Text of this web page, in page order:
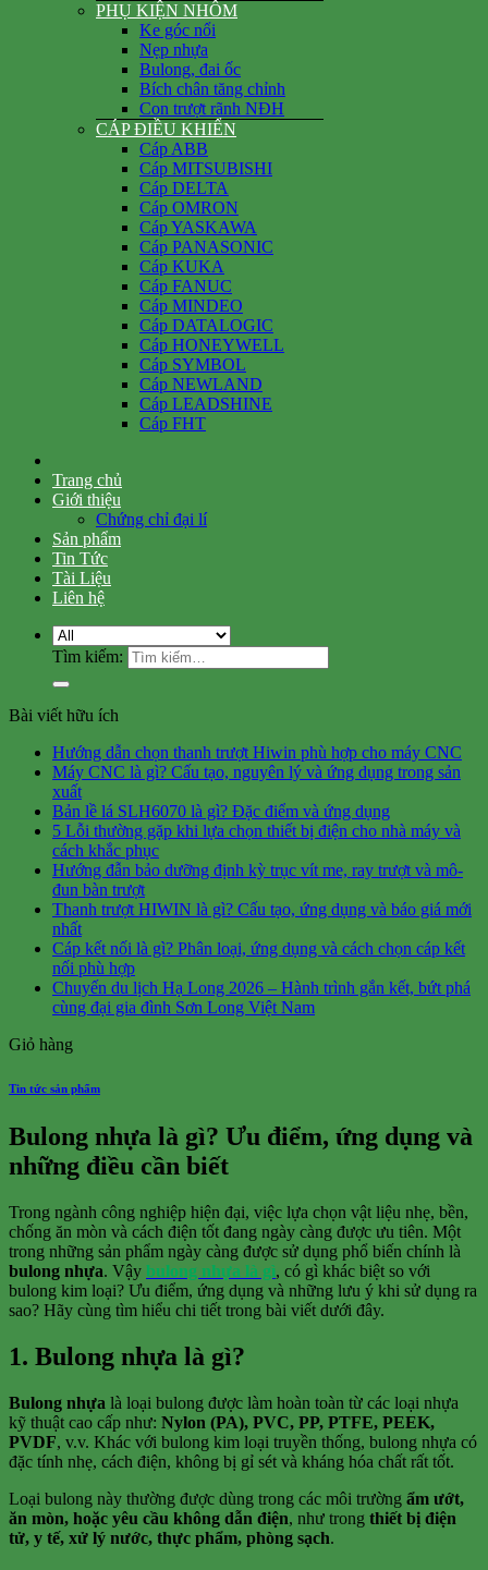
PHỤ KIỆN NHÔM
Ke góc nổi
Nẹp nhựa
Bulong, đai ốc
Bích chân tăng chỉnh
Con trượt rãnh NĐH
CÁP ĐIỀU KHIỂN
Cáp ABB
Cáp MITSUBISHI
Cáp DELTA
Cáp OMRON
Cáp YASKAWA
Cáp PANASONIC
Cáp KUKA
Cáp FANUC
Cáp MINDEO
Cáp DATALOGIC
Cáp HONEYWELL
Cáp SYMBOL
Cáp NEWLAND
Cáp LEADSHINE
Cáp FHT
Trang chủ
Giới thiệu
Chứng chỉ đại lí
Sản phẩm
Tin Tức
Tài Liệu
Liên hệ
Tìm kiếm:
Bài viết hữu ích
Hướng dẫn chọn thanh trượt Hiwin phù hợp cho máy CNC
Máy CNC là gì? Cấu tạo, nguyên lý và ứng dụng trong sản
xuất
Bản lề lá SLH6070 là gì? Đặc điểm và ứng dụng
5 Lỗi thường gặp khi lựa chọn thiết bị điện cho nhà máy và
cách khắc phục
Hướng đẫn bảo dưỡng định kỳ trục vít me, ray trượt và mô-
đun bàn trượt
Thanh trượt HIWIN là gì? Cấu tạo, ứng dụng và báo giá mới
nhất
Cáp kết nối là gì? Phân loại, ứng dụng và cách chọn cáp kết
nối phù hợp
Chuyến du lịch Hạ Long 2026 – Hành trình gắn kết, bứt phá
cùng đại gia đình Sơn Long Việt Nam
Giỏ hàng
Tin tức sản phẩm
Bulong nhựa là gì? Ưu điểm, ứng dụng và
những điều cần biết
Trong ngành công nghiệp hiện đại, việc lựa chọn vật liệu nhẹ, bền,
chống ăn mòn và cách điện tốt đang ngày càng được ưu tiên. Một
trong những sản phẩm ngày càng được sử dụng phổ biến chính là
bulong nhựa. Vậy bulong nhựa là gì, có gì khác biệt so với
bulong kim loại? Ưu điểm, ứng dụng và những lưu ý khi sử dụng ra
sao? Hãy cùng tìm hiểu chi tiết trong bài viết dưới đây.
1. Bulong nhựa là gì?
Bulong nhựa là loại bulong được làm hoàn toàn từ các loại nhựa
kỹ thuật cao cấp như: Nylon (PA), PVC, PP, PTFE, PEEK,
PVDF, v.v. Khác với bulong kim loại truyền thống, bulong nhựa có
đặc tính nhẹ, cách điện, không bị gỉ sét và kháng hóa chất rất tốt.
Loại bulong này thường được dùng trong các môi trường ẩm ướt,
ăn mòn, hoặc yêu cầu không dẫn điện, như trong thiết bị điện
tử, y tế, xử lý nước, thực phẩm, phòng sạch.